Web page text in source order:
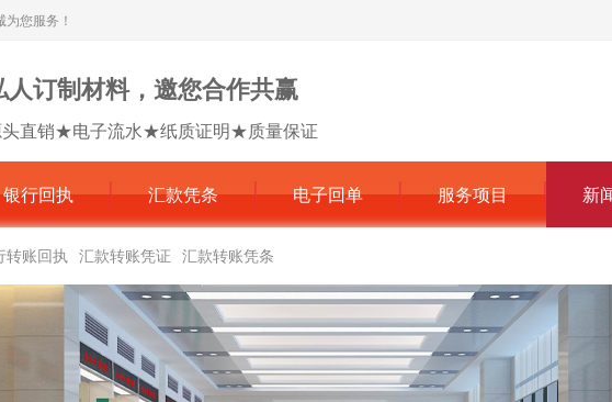
您服务！
人订制材料，邀您合作共赢
直销★电子流水★纸质证明★质量保证
银行回执 汇款凭条 电子回单 服务项目 新
转账回执 汇款转账凭证 汇款转账凭条